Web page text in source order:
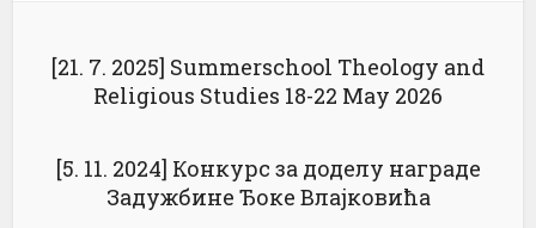
[21. 7. 2025] Summerschool Theology and
Religious Studies 18-22 May 2026
[5. 11. 2024] Конкурс за доделу награде
Задужбине Ђоке Влајковића